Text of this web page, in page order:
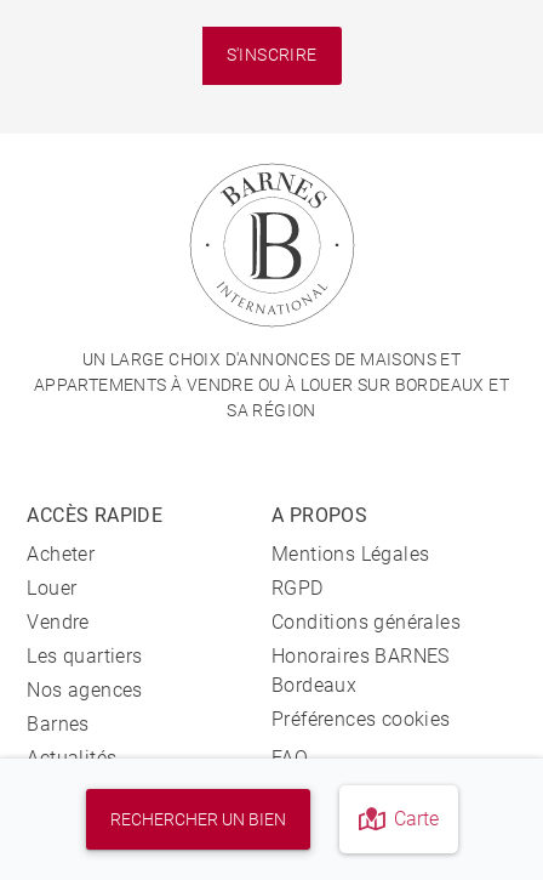
RECHERCHER UN BIEN Carte
S'INSCRIRE
UN LARGE CHOIX D'ANNONCES DE MAISONS ET
APPARTEMENTS À VENDRE OU À LOUER SUR BORDEAUX ET
SA RÉGION
ACCÈS RAPIDE
Acheter
Louer
Vendre
Les quartiers
Nos agences
Barnes
Actualités
A PROPOS
Mentions Légales
RGPD
Conditions générales
Honoraires BARNES
Bordeaux
Préférences cookies
FAQ
CONTACT
Nos agences